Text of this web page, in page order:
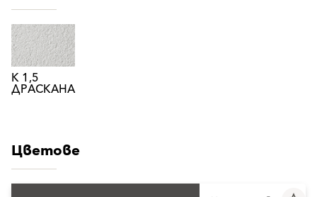
К 1,5
ДРАСКАНА
Цветове